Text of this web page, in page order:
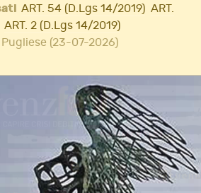
ART. 54 (D.Lgs 14/2019) ART.
ART. 2 (D.Lgs 14/2019)
(23-07-2026)